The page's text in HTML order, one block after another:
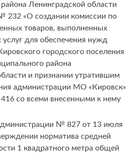
Ленинградской области
232 «О создании комиссии по
товаров, выполненных
услуг для обеспечения нужд
городского поселения
района
и признании утратившим
администрации МО «Кировск»
со всеми внесенными к нему
№ 827 от 13 июля
норматива средней
1 квадратного метра общей